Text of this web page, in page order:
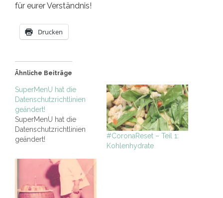
für eurer Verständnis!
Drucken
Ähnliche Beiträge
SuperMenU hat die
Datenschutzrichtlinien
geändert!
SuperMenU hat die
Datenschutzrichtlinien
geändert!
#CoronaReset – Teil 1:
Kohlenhydrate